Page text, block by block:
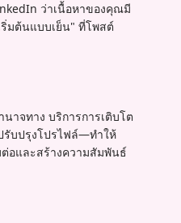
ว่าเนื้อหาของคุณมี
มต้นแบบเย็น" ที่โพสต์
าจทาง บริการการเติบโต
รับปรุงโปรไฟล์—ทำให้
อและสร้างความสัมพันธ์